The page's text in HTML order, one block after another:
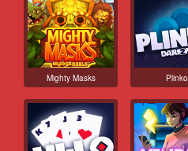
Mighty Masks Plinko